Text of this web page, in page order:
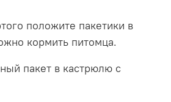
положите пакетики в
кормить питомца.
пакет в кастрюлю с